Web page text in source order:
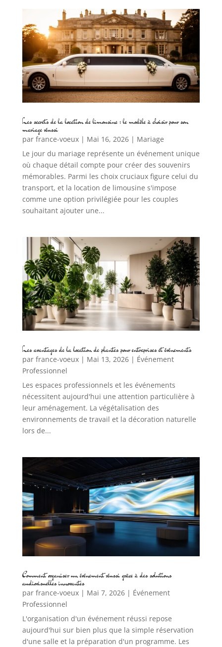
Les secrets de la location de limousine : le modèle à choisir pour son
mariage réussi
par france-voeux| Mai 16, 2026| Mariage
Le jour du mariage représente un événement unique
où chaque détail compte pour créer des souvenirs
mémorables. Parmi les choix cruciaux figure celui du
transport, et la location de limousine s'impose
comme une option privilégiée pour les couples
souhaitant ajouter une...
Les avantages de la location de plantes pour entreprises et événements
par france-voeux| Mai 13, 2026| Événement
Professionnel
Les espaces professionnels et les événements
nécessitent aujourd'hui une attention particulière à
leur aménagement. La végétalisation des
environnements de travail et la décoration naturelle
lors de...
Comment organiser un événement réussi grâce à des solutions
audiovisuelles innovantes
par france-voeux| Mai 7, 2026| Événement
Professionnel
L'organisation d'un événement réussi repose
aujourd'hui sur bien plus que la simple réservation
d'une salle et la préparation d'un programme. Les